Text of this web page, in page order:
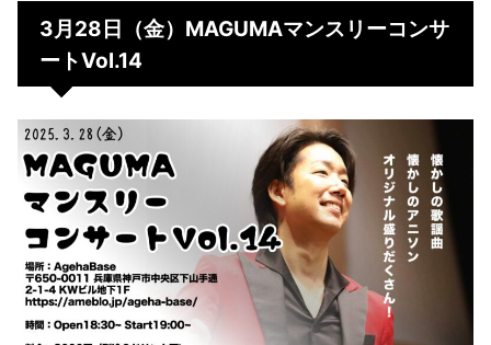
3月28日（金）MAGUMAマンスリーコンサ
ートVol.14